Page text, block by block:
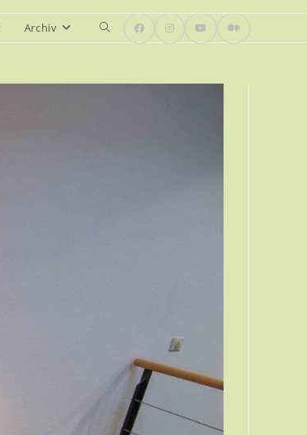
Archiv
Website-
umschalten